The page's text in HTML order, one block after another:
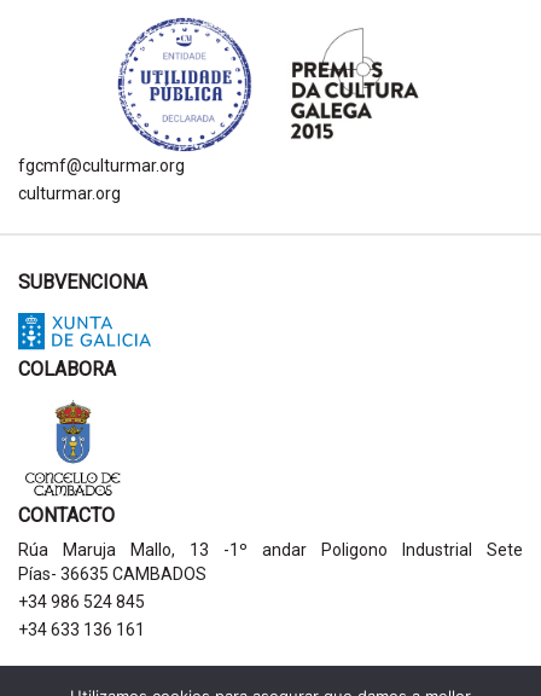
fgcmf@culturmar.org
culturmar.org
SUBVENCIONA
COLABORA
CONTACTO
Rúa Maruja Mallo, 13 -1º andar Poligono Industrial Sete
Pías- 36635 CAMBADOS
+34 986 524 845
+34 633 136 161
AVISOS LEGAIS